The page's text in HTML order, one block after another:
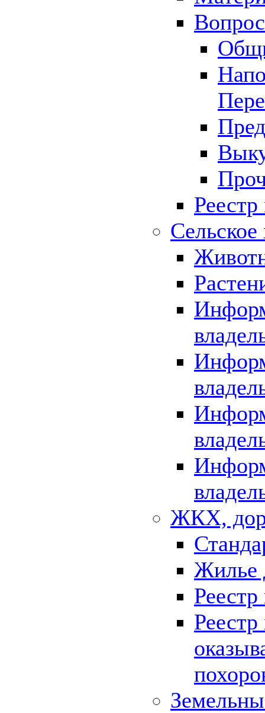
Сельское
ЖКХ,
Жилье